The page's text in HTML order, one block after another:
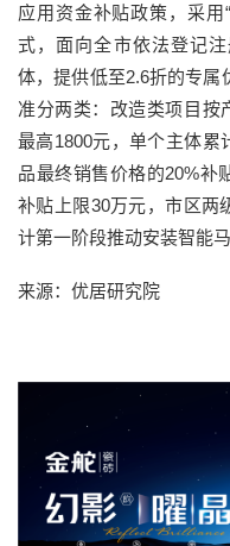
应用资金补贴政策，采
式，面向全市依法登记
体，提供低至2.6折的专属
准分两类：改造类项目按
最高1800元，单个主体累
品最终销售价格的20%补
补贴上限30万元，市区两
计第一阶段推动安装智能
来源：优居研究院